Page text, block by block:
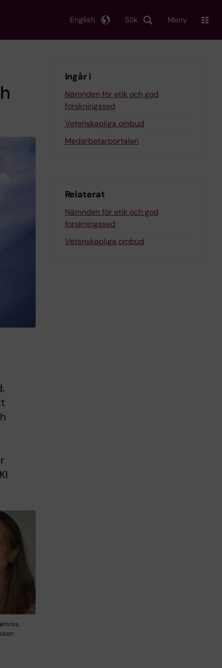
Sök
English Meny
Ingår i
Nämnden för etik och god
forskningssed
Vetenskapliga ombud
Medarbetarportalen
Relaterat
Nämnden för etik och god
forskningssed
Vetenskapliga ombud